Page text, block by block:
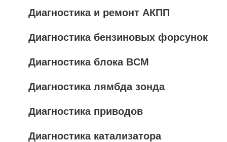
Диагностика и ремонт АКПП
Диагностика бензиновых форсунок
Диагностика блока BCM
Диагностика лямбда зонда
Диагностика приводов
Диагностика катализатора